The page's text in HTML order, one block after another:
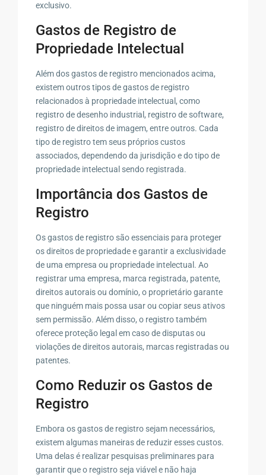
exclusivo.
Gastos de Registro de
Propriedade Intelectual
Além dos gastos de registro mencionados acima,
existem outros tipos de gastos de registro
relacionados à propriedade intelectual, como
registro de desenho industrial, registro de software,
registro de direitos de imagem, entre outros. Cada
tipo de registro tem seus próprios custos
associados, dependendo da jurisdição e do tipo de
propriedade intelectual sendo registrada.
Importância dos Gastos de
Registro
Os gastos de registro são essenciais para proteger
os direitos de propriedade e garantir a exclusividade
de uma empresa ou propriedade intelectual. Ao
registrar uma empresa, marca registrada, patente,
direitos autorais ou domínio, o proprietário garante
que ninguém mais possa usar ou copiar seus ativos
sem permissão. Além disso, o registro também
oferece proteção legal em caso de disputas ou
violações de direitos autorais, marcas registradas ou
patentes.
Como Reduzir os Gastos de
Registro
Embora os gastos de registro sejam necessários,
existem algumas maneiras de reduzir esses custos.
Uma delas é realizar pesquisas preliminares para
garantir que o registro seja viável e não haja